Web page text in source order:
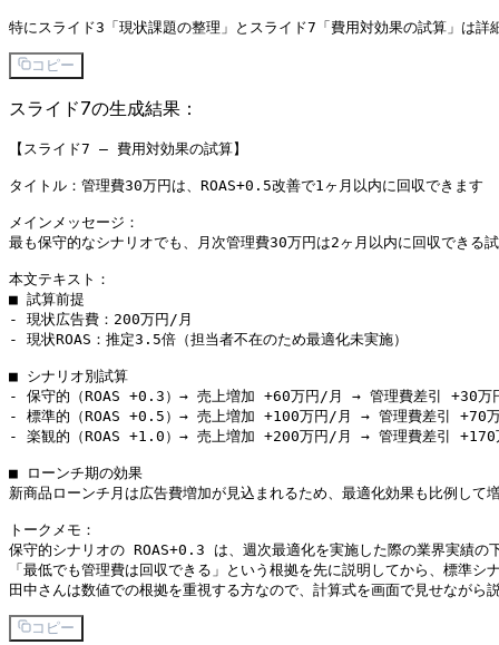
コピー
スライド7の生成結果：
【スライド7 — 費用対効果の試算】
タイトル：管理費30万円は、ROAS+0.5改善で1ヶ月以内に回収できます
メインメッセージ：
最も保守的なシナリオでも、月次管理費30万円は2ヶ月以内に回収できる
本文テキスト：
■ 試算前提
- 現状広告費：200万円/月
- 現状ROAS：推定3.5倍（担当者不在のため最適化未実施）
■ シナリオ別試算
- 保守的（ROAS +0.3）→ 売上増加 +60万円/月 → 管理費差引 +30万
- 標準的（ROAS +0.5）→ 売上増加 +100万円/月 → 管理費差引 +70
- 楽観的（ROAS +1.0）→ 売上増加 +200万円/月 → 管理費差引 +170
■ ローンチ期の効果
新商品ローンチ月は広告費増加が見込まれるため、最適化効果も比例して
トークメモ：
保守的シナリオの ROAS+0.3 は、週次最適化を実施した際の業界実績の
「最低でも管理費は回収できる」という根拠を先に説明してから、標準シ
コピー